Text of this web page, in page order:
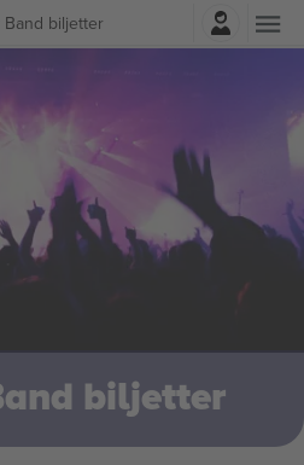
biljetter
Logga in
biljetter